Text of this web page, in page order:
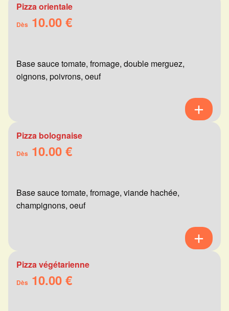
Pizza orientale
Dès 10.00 €
Base sauce tomate, fromage, double merguez,
oignons, poivrons, oeuf
Pizza bolognaise
Dès 10.00 €
Base sauce tomate, fromage, viande hachée,
champignons, oeuf
Pizza végétarienne
Dès 10.00 €